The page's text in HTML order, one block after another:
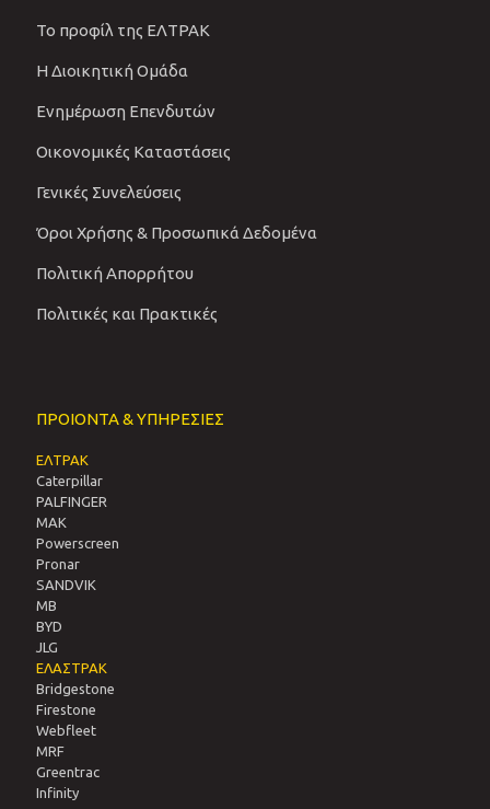
Το προφίλ της ΕΛΤΡΑΚ
Η Διοικητική Ομάδα
Ενημέρωση Επενδυτών
Οικονομικές Καταστάσεις
Γενικές Συνελεύσεις
Όροι Χρήσης & Προσωπικά Δεδομένα
Πολιτική Απορρήτου
Πολιτικές και Πρακτικές
ΠΡΟΙΟΝΤΑ & ΥΠΗΡΕΣΙΕΣ
ΕΛΤΡΑΚ
Caterpillar
PALFINGER
MAK
Powerscreen
Pronar
SANDVIΚ
MB
BYD
JLG
ΕΛΑΣΤΡΑΚ
Bridgestone
Firestone
Webfleet
MRF
Greentrac
Infinity